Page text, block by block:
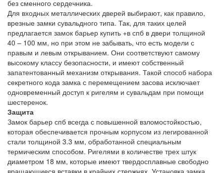
без сменного сердечника.
Для входных металлических дверей выбирают, как правило,
врезные замки сувальдного типа. Так, для таких целей
предлагается замок барьер купить +в спб в двери толщиной
40 – 100 мм, но при этом не забывать, что есть модели с
правым и левым открыванием. Они соответствуют самому
высокому классу безопасности, и имеют собственный
запатентованный механизм открывания. Такой способ набора
секретного кода замка с перемещением засова исключает
одновременный доступ к ригелям и сувальдам при помощи
шестеренок.
Защита
Замок барьер спб всегда с повышенной взломостойкостью,
которая обеспечивается прочным корпусом из легированной
стали толщиной 3.3 мм, обработанной специальным
термическим способом. Ригелями в количестве трех штук
диаметром 18 мм, которые имеют твердосплавные свободно
вращающиеся вставки в крайних стержнях. Установка замка